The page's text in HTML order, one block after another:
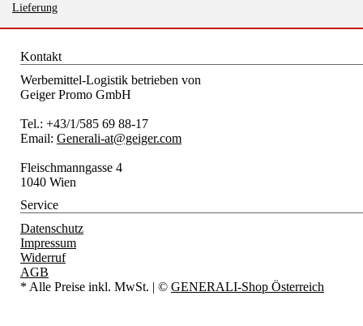
Lieferung
Kontakt
Werbemittel-Logistik betrieben von
Geiger Promo GmbH
Tel.: +43/1/585 69 88-17
Email: Generali-at@geiger.com
Fleischmanngasse 4
1040 Wien
Service
Datenschutz
Impressum
Widerruf
AGB
* Alle Preise inkl. MwSt. | © GENERALI-Shop Österreich